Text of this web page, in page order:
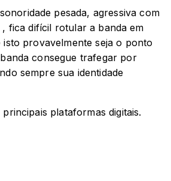
pesada, agressiva com
fica difícil rotular a banda em
isto provavelmente seja o ponto
consegue trafegar por
sempre sua identidade
plataformas digitais.